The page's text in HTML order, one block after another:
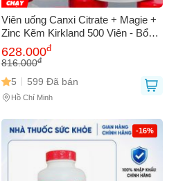
Viên uống Canxi Citrate + Magie +
Zinc Kẽm Kirkland 500 Viên - Bổ
Sung Dinh Dưỡng Cho Sức Khỏe
Xương Khớp Chắc Khỏe
628.000đ
816.000đ
5 599 Đã bán
Hồ Chí Minh
-16%